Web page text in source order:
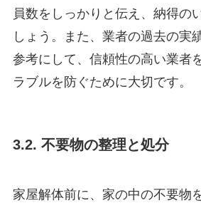
員数をしっかりと伝え、納得の
しょう。また、業者の過去の実
参考にして、信頼性の高い業者
ラブルを防ぐために大切です。
3.2. 不要物の整理と処分
家屋解体前に、家の中の不要物